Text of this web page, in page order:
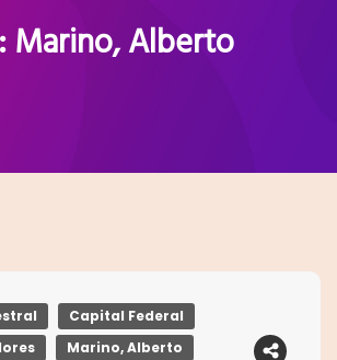
Marino, Alberto
Capital Federal
Marino, Alberto